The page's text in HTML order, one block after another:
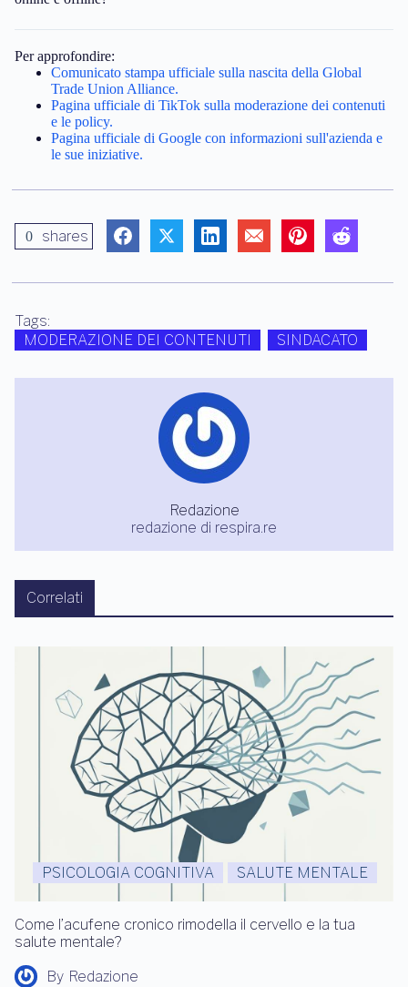
Per approfondire:
Comunicato stampa ufficiale sulla nascita della Global
Trade Union Alliance.
Pagina ufficiale di TikTok sulla moderazione dei contenuti
e le policy.
Pagina ufficiale di Google con informazioni sull'azienda e
le sue iniziative.
0 shares
Tags:
MODERAZIONE DEI CONTENUTI
SINDACATO
Redazione
redazione di respira.re
Correlati
PSICOLOGIA COGNITIVA SALUTE MENTALE
Come l’acufene cronico rimodella il cervello e la tua
salute mentale?
By Redazione